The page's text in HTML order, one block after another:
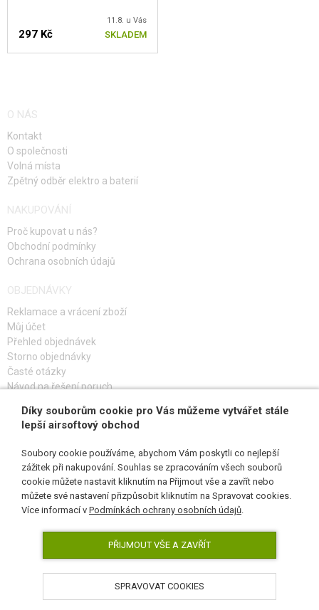
11.8. u Vás
297 Kč SKLADEM
O NÁS
Kontakt
O společnosti
Volná místa
Zpětný odběr elektro a baterií
NAKUPOVÁNÍ
Proč kupovat u nás?
Obchodní podmínky
Ochrana osobních údajů
OBJEDNÁVKY
Reklamace a vrácení zboží
Můj účet
Přehled objednávek
Storno objednávky
Časté otázky
Návod na řešení poruch
PŘIHLAŠ SE K ODBĚRU
SLEDUJ NÁS
AirsoftPro.cz © 2026
Díky souborům cookie pro Vás můžeme vytvářet stále
lepší airsoftový obchod
Soubory cookie používáme, abychom Vám poskytli co nejlepší
zážitek při nakupování. Souhlas se zpracováním všech souborů
cookie můžete nastavit kliknutím na Přijmout vše a zavřít nebo
můžete své nastavení přizpůsobit kliknutím na Spravovat cookies.
Více informací v Podmínkách ochrany osobních údajů.
PŘIJMOUT VŠE A ZAVŘÍT
SPRAVOVAT COOKIES